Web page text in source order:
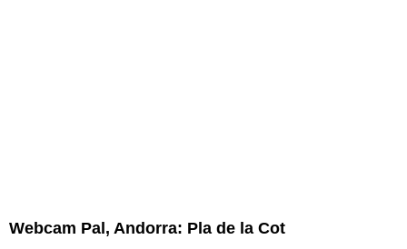
Webcam Pal, Andorra: Pla de la Cot